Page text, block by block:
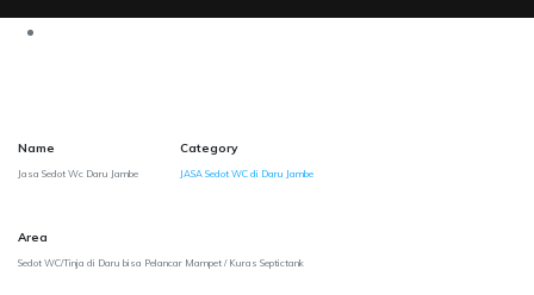
Name
Jasa Sedot Wc Daru Jambe
Category
JASA Sedot WC di Daru Jambe
Area
Sedot WC/Tinja di Daru bisa Pelancar Mampet / Kuras Septictank